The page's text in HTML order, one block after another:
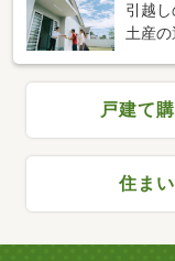
引越
土産
戸建て
住ま